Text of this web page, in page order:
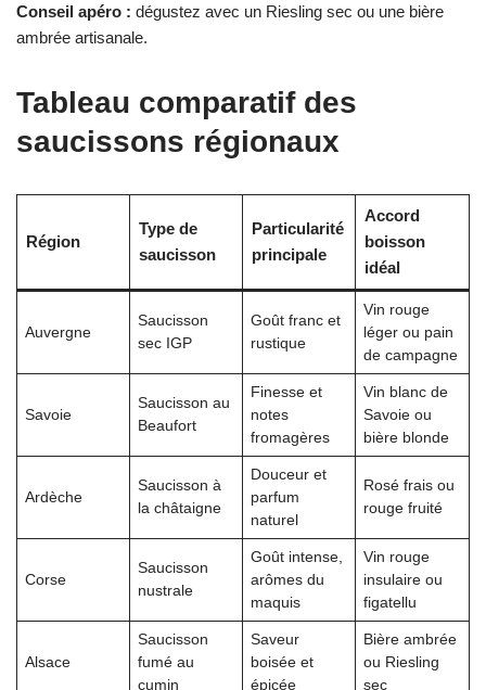
Conseil apéro : dégustez avec un Riesling sec ou une bière
ambrée artisanale.
Tableau comparatif des
saucissons régionaux
Région
Type de
saucisson
Particularité
principale
Accord
boisson
idéal
Auvergne
Saucisson
sec IGP
Goût franc et
rustique
Vin rouge
léger ou pain
de campagne
Savoie
Saucisson au
Beaufort
Finesse et
notes
fromagères
Vin blanc de
Savoie ou
bière blonde
Ardèche
Saucisson à
la châtaigne
Douceur et
parfum
naturel
Rosé frais ou
rouge fruité
Corse
Saucisson
nustrale
Goût intense,
arômes du
maquis
Vin rouge
insulaire ou
figatellu
Alsace
Saucisson
fumé au
cumin
Saveur
boisée et
épicée
Bière ambrée
ou Riesling
sec